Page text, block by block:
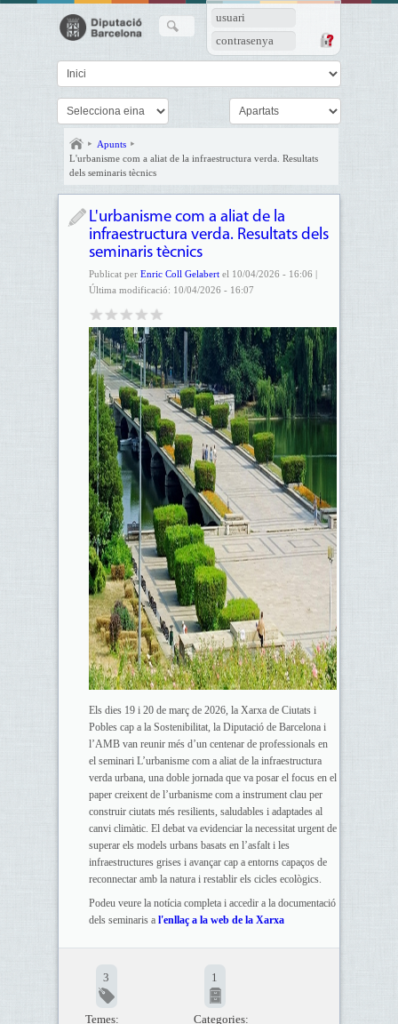
usuari
contrasenya
Apunts
L'urbanisme com a aliat de la infraestructura verda. Resultats
dels seminaris tècnics
L'urbanisme com a aliat de la
infraestructura verda. Resultats dels
seminaris tècnics
Publicat per Enric Coll Gelabertel 10/04/2026 - 16:06 |
Última modificació: 10/04/2026 - 16:07
Els dies 19 i 20 de març de 2026, la Xarxa de Ciutats i
Pobles cap a la Sostenibilitat, la Diputació de Barcelona i
l’AMB van reunir més d’un centenar de professionals en
el seminari L’urbanisme com a aliat de la infraestructura
verda urbana, una doble jornada que va posar el focus en el
paper creixent de l’urbanisme com a instrument clau per
construir ciutats més resilients, saludables i adaptades al
canvi climàtic. El debat va evidenciar la necessitat urgent de
superar els models urbans basats en l’asfalt i les
infraestructures grises i avançar cap a entorns capaços de
reconnectar amb la natura i restablir els cicles ecològics.
Podeu veure la notícia completa i accedir a la documentació
dels seminaris a l'enllaç a la web de la Xarxa
3
Temes:
1
Categories: